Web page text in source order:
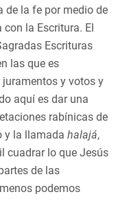
de la fe por medio de
la Escritura. El
Escrituras
las que es
y votos y
aquí es dar una
rabínicas de
y la llamada halajá,
cuadrar lo que Jesús
de las
podemos